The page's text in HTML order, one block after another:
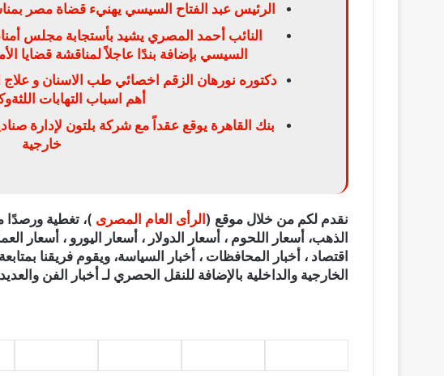
الرئيس عبد الفتاح السيسي يهنيء قضاة مصر
النائب أحمد المصري يشيد بأستجابة مجلس
السيسي بإضافة بندًا عاجلاً لمناقشة قضايا
دكتوره نورهان الزقم اخصائي طب الاسنان و
أهم اسباب التهابات
بنك القاهرة يوقع عقداً مع شركة بلتون لإدارة
خارجية
نقدم لكم من خلال موقع (الرأى العام المصرى
الذهب، أسعار اللحوم ، أسعار الدولار ، أسعار اليورو ، أسعار
اقتصاد ، أخبار المحافظات ، أخبار السياسة، ويقوم فريقنا
الخارجية والداخلية بالإضافة للنقل الحصري لـ أخبار الفن